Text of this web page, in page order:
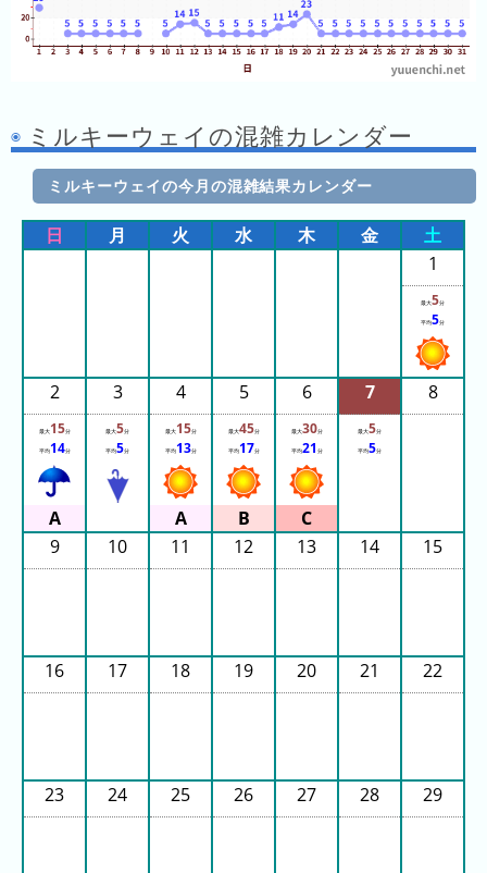
と)
(日
ご
と)
2023
年
待
時
間
グ
フ
待
間
リ
ピ
ラ
ン
ミルキーウェイの混雑カレンダー
ミルキーウェイの今月の混雑結果カレンダー
日 月 火 水 木 金
土
1
最大5分
平均5分
2
最大15分
平均14分
3
最大5分
平均5分
4
最大15分
平均13分
5
最大45分
平均17分
6
最大30分
平均21 分
7
最大5分
平均5分
8
9 10 11 12 13 14 15
16 17 18 19 20 21 22
23 24 25 26 27 28 29